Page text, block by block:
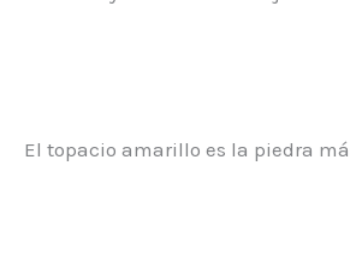
El topacio amarillo es la piedra